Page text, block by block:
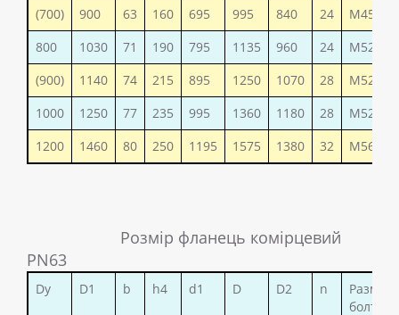
(700)
900 63 160 695 995 840 24
М45
800
1030 71 190 795 1135 960 24
М52
(900)
1140 74 215 895 1250 1070 28
М52
1000
1250 77 235 995 1360 1180 28
М52
1200
1460 80 250 1195 1575 1380 32 М56
Розмір фланець комірцевий
PN63
Dy D1 b h4 d1 D D2 n
Размер
болтов